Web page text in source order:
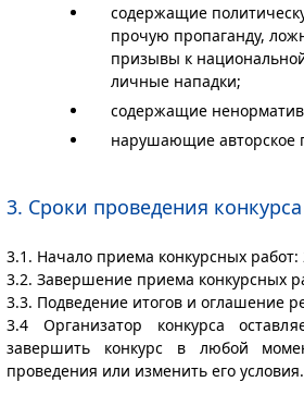
содержащие
прочую пропаганду,
призывы к
личные нападки;
содержащие
нарушающие авторское
3. Сроки проведения конкурса
3.1. Начало приема конкурсных работ:
3.2. Завершение приема конкурсных
3.3. Подведение итогов и оглашение
3.4 Организатор конкурса
завершить конкурс в любой
проведения или изменить его условия.